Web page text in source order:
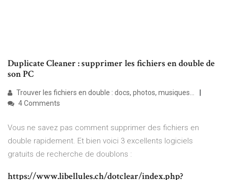
Duplicate Cleaner : supprimer les fichiers en double de
son PC
Trouver les fichiers en double : docs, photos, musiques...
4 Comments
Vous ne savez pas comment supprimer des fichiers en
double rapidement. Et bien voici 3 excellents logiciels
gratuits de recherche de doublons :
https://www.libellules.ch/dotclear/index.php?